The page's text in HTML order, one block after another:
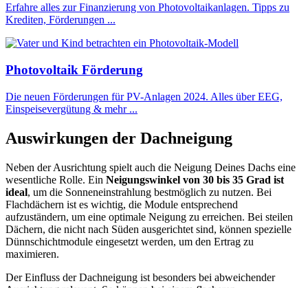
Erfahre alles zur Finanzierung von Photovoltaikanlagen. Tipps zu
Krediten, Förderungen ...
Photovoltaik Förderung
Die neuen Förderungen für PV-Anlagen 2024. Alles über EEG,
Einspeisevergütung & mehr ...
Auswirkungen der Dachneigung
Neben der Ausrichtung spielt auch die Neigung Deines Dachs eine
wesentliche Rolle. Ein Neigungswinkel von 30 bis 35 Grad ist
ideal, um die Sonneneinstrahlung bestmöglich zu nutzen. Bei
Flachdächern ist es wichtig, die Module entsprechend
aufzuständern, um eine optimale Neigung zu erreichen. Bei steilen
Dächern, die nicht nach Süden ausgerichtet sind, können spezielle
Dünnschichtmodule eingesetzt werden, um den Ertrag zu
maximieren.
Der Einfluss der Dachneigung ist besonders bei abweichender